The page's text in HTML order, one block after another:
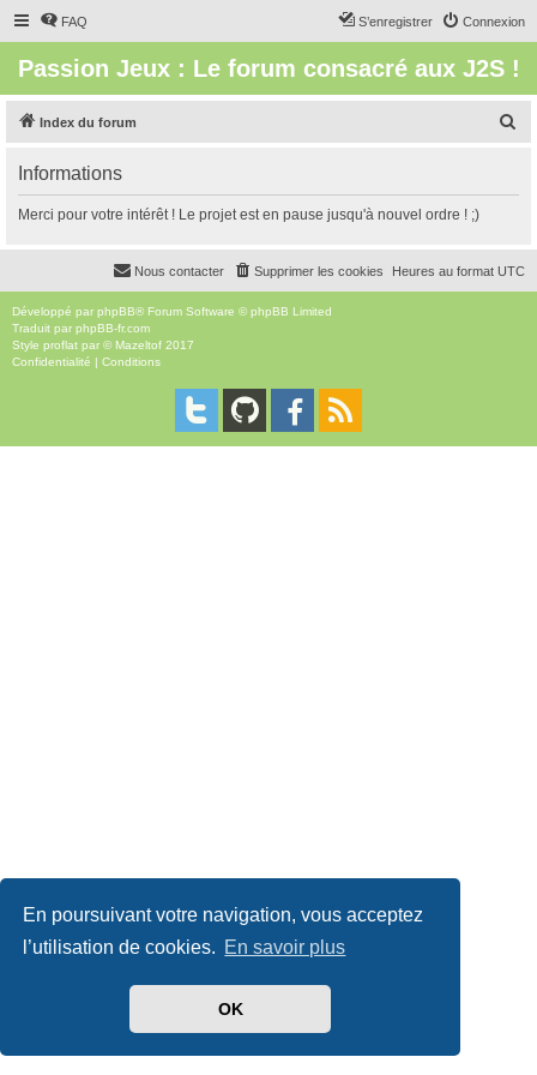
En poursuivant votre navigation, vous acceptez
l’utilisation de cookies. En savoir plus
OK
FAQ Connexion
S’enregistrer
Passion Jeux : Le forum consacré aux J2S !
Index du forum
r
c
Informations
Merci pour votre intérêt ! Le projet est en pause jusqu'à nouvel ordre ! ;)
Heures au format UTC
Supprimer les cookies
Nous contacter
Développé par phpBB® Forum Software © phpBB Limited
Traduit par phpBB-fr.com
Style proflat par © Mazeltof 2017
Confidentialité | Conditions